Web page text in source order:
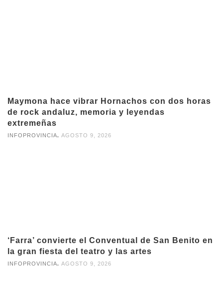
Maymona hace vibrar Hornachos con dos horas
de rock andaluz, memoria y leyendas
extremeñas
INFOPROVINCIA, AGOSTO 9, 2026
‘Farra’ convierte el Conventual de San Benito en
la gran fiesta del teatro y las artes
INFOPROVINCIA AGOSTO 9, 2026